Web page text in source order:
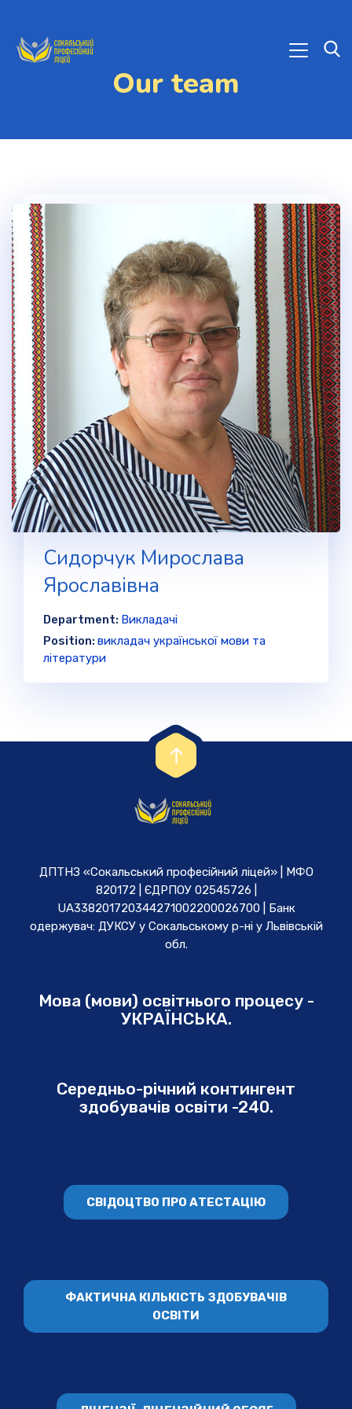
Our team
Сидорчук Мирослава
Ярославівна
Department: Викладачі
Position: викладач української мови та
літератури
ДПТНЗ «Сокальський професійний ліцей» | МФО
820172 | ЄДРПОУ 02545726 |
UA338201720344271002200026700 | Банк
одержувач: ДУКСУ у Cокальському р-ні у Львівській
обл.
Мова (мови) освітнього процесу -
УКРАЇНСЬКА.
Середньо-річний контингент
здобувачів освіти -240.
СВІДОЦТВО ПРО АТЕСТАЦІЮ
ФАКТИЧНА КІЛЬКІСТЬ ЗДОБУВАЧІВ
ОСВІТИ